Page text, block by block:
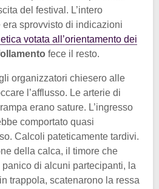
del festival. L’intero
sprovvisto di indicazioni
votata all’orientamento dei
fece il resto.
organizzatori chiesero alle
l’afflusso. Le arterie di
erano sature. L’ingresso
comportato quasi
Calcoli pateticamente tardivi.
della calca, il timore che
di alcuni partecipanti, la
trappola, scatenarono la ressa